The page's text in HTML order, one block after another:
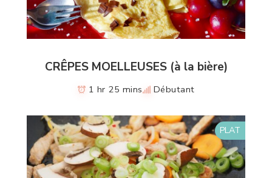
CRÊPES MOELLEUSES (à la bière)
1 hr 25 mins Débutant
PLAT